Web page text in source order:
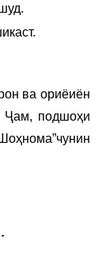
ва ориёиён
Ҷам, подшоҳи